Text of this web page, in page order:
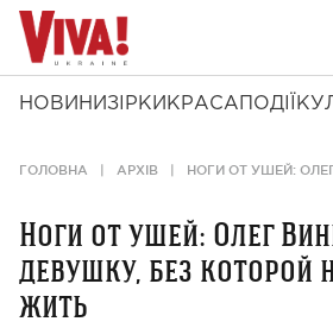
НОВИНИ ЗІРКИ КРАСА ПОДІЇ
ГОЛОВНА АРХІВ НОГИ ОТ УШЕЙ:
Ноги от ушей: Олег
девушку, без которой
жить